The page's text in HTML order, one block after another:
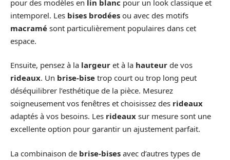
pour des modèles en lin blanc pour un look classique et
intemporel. Les bises brodées ou avec des motifs
macramé sont particulièrement populaires dans cet
espace.
Ensuite, pensez à la largeur et à la hauteur de vos
rideaux. Un brise-bise trop court ou trop long peut
déséquilibrer l’esthétique de la pièce. Mesurez
soigneusement vos fenêtres et choisissez des rideaux
adaptés à vos besoins. Les rideaux sur mesure sont une
excellente option pour garantir un ajustement parfait.
La combinaison de brise-bises avec d’autres types de